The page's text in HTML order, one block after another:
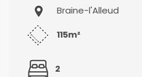
Braine-l'Alleud
115m²
2